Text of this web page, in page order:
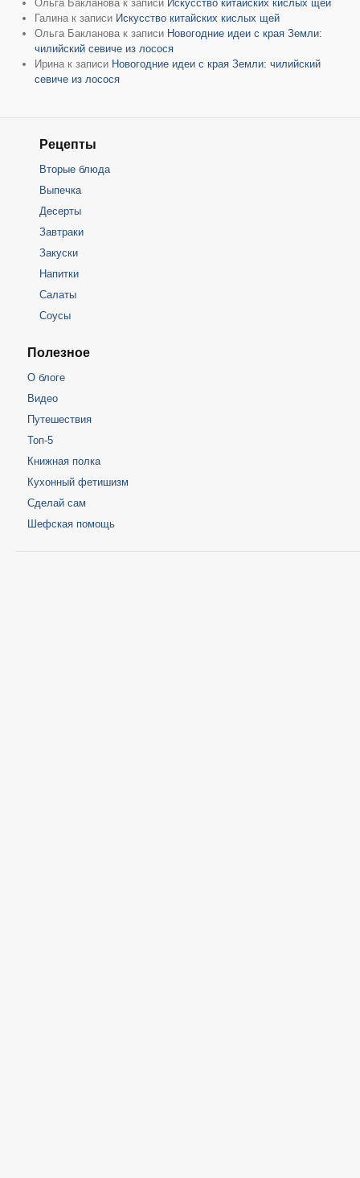
Ольга Бакланова к записи Искусство китайских кислых щей
Галина к записи Искусство китайских кислых щей
Ольга Бакланова к записи Новогодние идеи с края Земли:
чилийский севиче из лосося
Ирина к записи Новогодние идеи с края Земли: чилийский
севиче из лосося
Рецепты
Вторые блюда
Выпечка
Десерты
Завтраки
Закуски
Напитки
Салаты
Соусы
Полезное
О блоге
Видео
Путешествия
Топ-5
Книжная полка
Кухонный фетишизм
Сделай сам
Шефская помощь